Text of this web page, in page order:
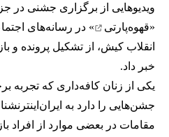
ویدیوهایی از برگزاری جشنی در
«قهوه‌پارتی
» در رسانه‌های
انقلاب کیش، از تشکیل پرونده و
خبر داد.
یکی از زنان کافه‌داری که تجربه
جشن‌هایی را دارد به
مقامات در بعضی موارد از افراد